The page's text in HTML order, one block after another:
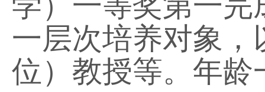
一层次培养对象
位）教授等。年龄